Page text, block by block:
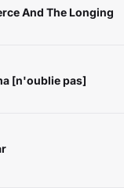
And The Longing
[n'oublie pas]